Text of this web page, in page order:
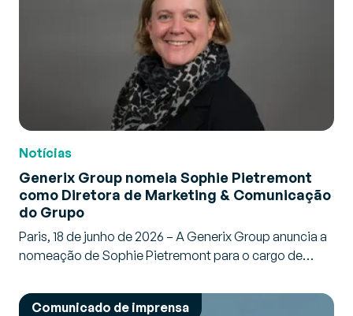
Notícias
Generix Group nomeia Sophie Pietremont
como Diretora de Marketing & Comunicação
do Grupo
Paris, 18 de junho de 2026 – A Generix Group anuncia a
nomeação de Sophie Pietremont para o cargo de…
Comunicado de imprensa